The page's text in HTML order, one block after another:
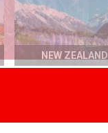
NEW ZEALAND